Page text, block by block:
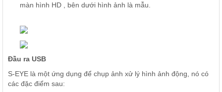
màn hình HD
, bên dưới hình ảnh là mẫu.
Đầu ra USB
S-EYE là một ứng dụng để chụp ảnh xử lý hình ảnh động, nó có
các đặc điểm sau: